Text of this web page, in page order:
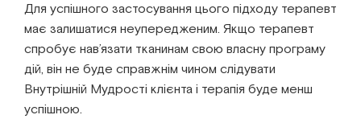
Для успішного застосування цього підходу терапевт
має залишатися неупередженим. Якщо терапевт
спробує нав’язати тканинам свою власну програму
дій, він не буде справжнім чином слідувати
Внутрішній Мудрості клієнта і терапія буде менш
успішною.